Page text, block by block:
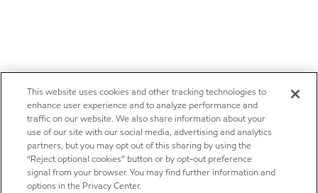
This website uses cookies and other tracking technologies to
enhance user experience and to analyze performance and
traffic on our website. We also share information about your
use of our site with our social media, advertising and analytics
partners, but you may opt out of this sharing by using the
“Reject optional cookies” button or by opt-out preference
signal from your browser. You may find further information and
options in the Privacy Center.